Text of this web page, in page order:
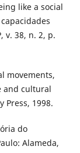
like a social
v. 38, n. 2, p.
movements,
and cultural
Press, 1998.
do
Alameda,